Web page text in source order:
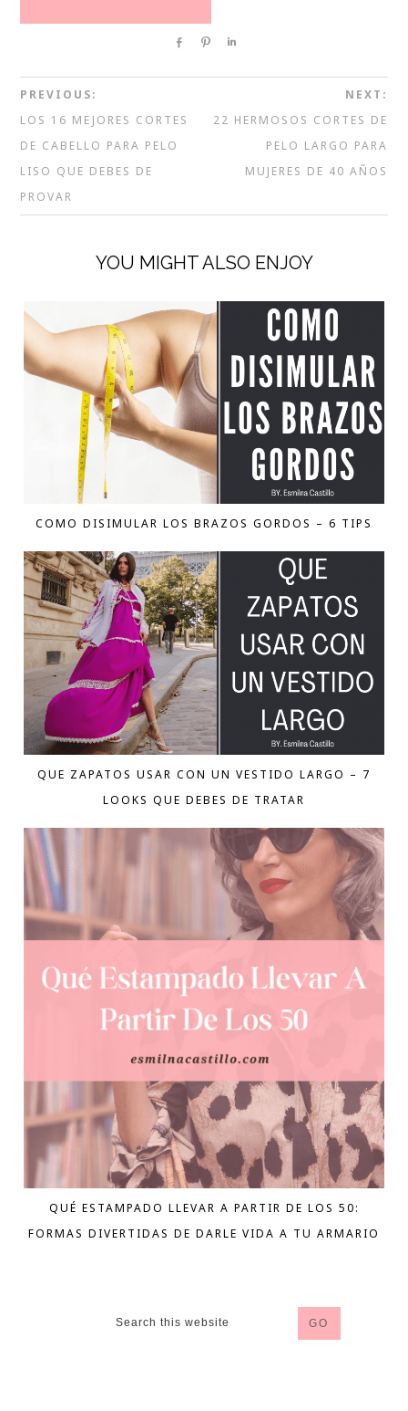
Share Pin
PREVIOUS:
LOS 16 MEJORES CORTES
DE CABELLO PARA PELO
LISO QUE DEBES DE
PROVAR
NEXT:
22 HERMOSOS CORTES DE
PELO LARGO PARA
MUJERES DE 40 AÑOS
YOU MIGHT ALSO ENJOY
COMO DISIMULAR LOS BRAZOS GORDOS – 6 TIPS
QUE ZAPATOS USAR CON UN VESTIDO LARGO – 7
LOOKS QUE DEBES DE TRATAR
QUÉ ESTAMPADO LLEVAR A PARTIR DE LOS 50:
FORMAS DIVERTIDAS DE DARLE VIDA A TU ARMARIO